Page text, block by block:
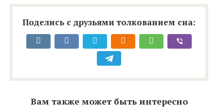
Поделись с друзьями толкованием сна:
Вам также может быть интересно